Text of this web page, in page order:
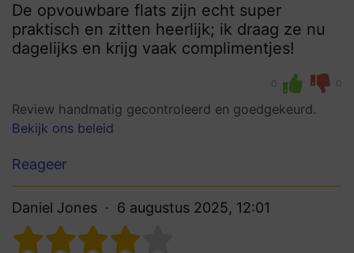
De opvouwbare flats zijn echt super
praktisch en zitten heerlijk; ik draag ze nu
dagelijks en krijg vaak complimentjes!
0 0
Review handmatig gecontroleerd en goedgekeurd.
Bekijk ons beleid
Reageer
Daniel Jones 6 augustus 2025, 12:01